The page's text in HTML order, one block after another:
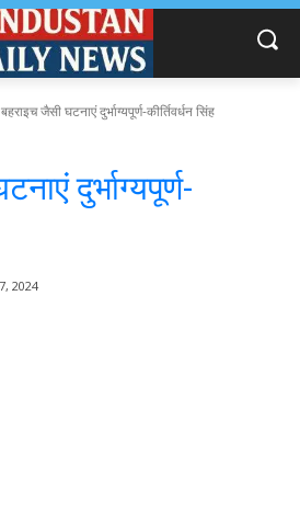
बहराइच जैसी घटनाएं दुर्भाग्यपूर्ण-कीर्तिवर्धन सिंह
दुर्भाग्यपूर्ण-
2024